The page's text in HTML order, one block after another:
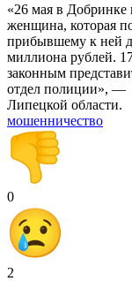
«26 мая в Добринке
женщина, которая
прибывшему к ней
миллиона рублей.
законным
отдел полиции», —
Липецкой области.
мошенничество
0
2